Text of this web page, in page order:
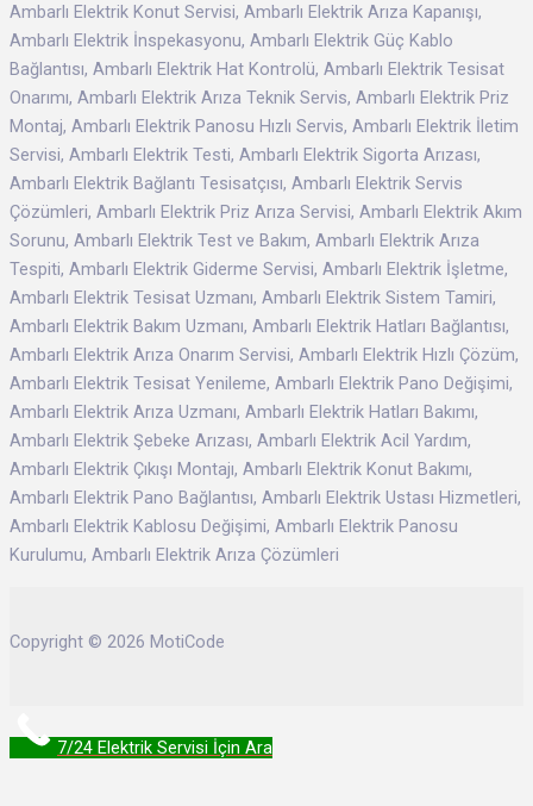
Ambarlı Elektrik Konut Servisi, Ambarlı Elektrik Arıza Kapanışı,
Ambarlı Elektrik İnspekasyonu, Ambarlı Elektrik Güç Kablo
Bağlantısı, Ambarlı Elektrik Hat Kontrolü, Ambarlı Elektrik Tesisat
Onarımı, Ambarlı Elektrik Arıza Teknik Servis, Ambarlı Elektrik Priz
Montaj, Ambarlı Elektrik Panosu Hızlı Servis, Ambarlı Elektrik İletim
Servisi, Ambarlı Elektrik Testi, Ambarlı Elektrik Sigorta Arızası,
Ambarlı Elektrik Bağlantı Tesisatçısı, Ambarlı Elektrik Servis
Çözümleri, Ambarlı Elektrik Priz Arıza Servisi, Ambarlı Elektrik Akım
Sorunu, Ambarlı Elektrik Test ve Bakım, Ambarlı Elektrik Arıza
Tespiti, Ambarlı Elektrik Giderme Servisi, Ambarlı Elektrik İşletme,
Ambarlı Elektrik Tesisat Uzmanı, Ambarlı Elektrik Sistem Tamiri,
Ambarlı Elektrik Bakım Uzmanı, Ambarlı Elektrik Hatları Bağlantısı,
Ambarlı Elektrik Arıza Onarım Servisi, Ambarlı Elektrik Hızlı Çözüm,
Ambarlı Elektrik Tesisat Yenileme, Ambarlı Elektrik Pano Değişimi,
Ambarlı Elektrik Arıza Uzmanı, Ambarlı Elektrik Hatları Bakımı,
Ambarlı Elektrik Şebeke Arızası, Ambarlı Elektrik Acil Yardım,
Ambarlı Elektrik Çıkışı Montajı, Ambarlı Elektrik Konut Bakımı,
Ambarlı Elektrik Pano Bağlantısı, Ambarlı Elektrik Ustası Hizmetleri,
Ambarlı Elektrik Kablosu Değişimi, Ambarlı Elektrik Panosu
Kurulumu, Ambarlı Elektrik Arıza Çözümleri
Copyright © 2026 MotiCode
7/24 Elektrik Servisi İçin Ara